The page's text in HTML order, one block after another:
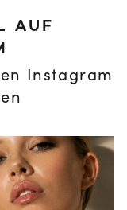
AUF
Instagram